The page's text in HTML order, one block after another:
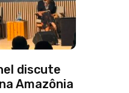
discute
Amazônia